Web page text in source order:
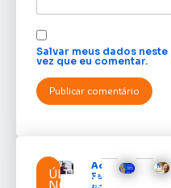
Salvar meus dados
vez que eu comentar.
ÚLTIMAS
Acácio
Favacho